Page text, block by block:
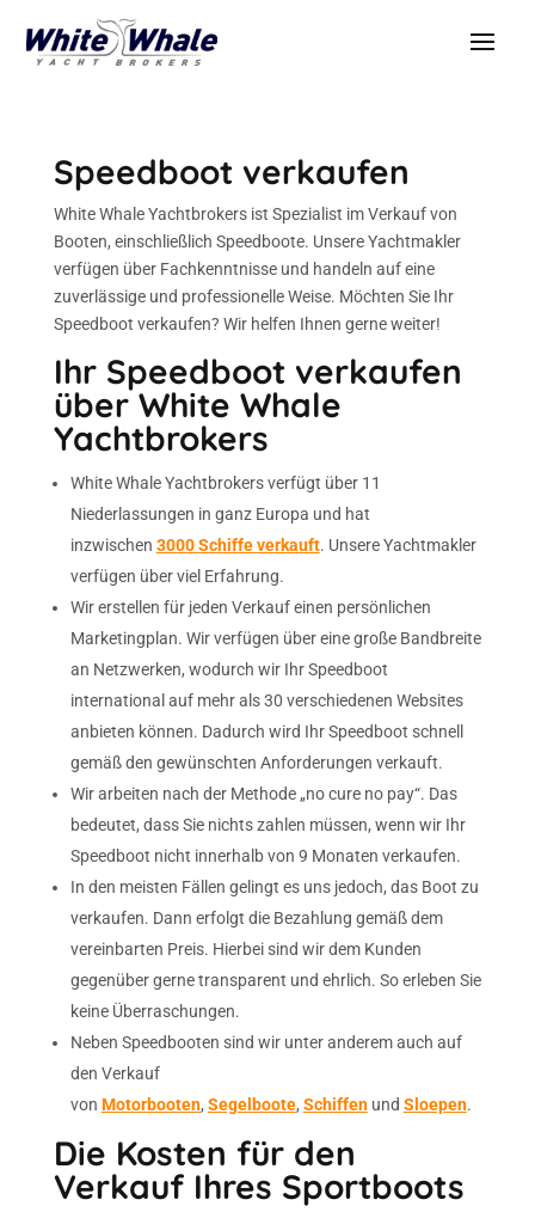
Speedboot verkaufen
White Whale Yachtbrokers ist Spezialist im Verkauf von
Booten, einschließlich Speedboote. Unsere Yachtmakler
verfügen über Fachkenntnisse und handeln auf eine
zuverlässige und professionelle Weise. Möchten Sie Ihr
Speedboot verkaufen? Wir helfen Ihnen gerne weiter!
Ihr Speedboot verkaufen
über White Whale
Yachtbrokers
White Whale Yachtbrokers verfügt über 11
Niederlassungen in ganz Europa und hat
inzwischen 3000 Schiffe verkauft. Unsere Yachtmakler
verfügen über viel Erfahrung.
Wir erstellen für jeden Verkauf einen persönlichen
Marketingplan. Wir verfügen über eine große Bandbreite
an Netzwerken, wodurch wir Ihr Speedboot
international auf mehr als 30 verschiedenen Websites
anbieten können. Dadurch wird Ihr Speedboot schnell
gemäß den gewünschten Anforderungen verkauft.
Wir arbeiten nach der Methode „no cure no pay“. Das
bedeutet, dass Sie nichts zahlen müssen, wenn wir Ihr
Speedboot nicht innerhalb von 9 Monaten verkaufen.
In den meisten Fällen gelingt es uns jedoch, das Boot zu
verkaufen. Dann erfolgt die Bezahlung gemäß dem
vereinbarten Preis. Hierbei sind wir dem Kunden
gegenüber gerne transparent und ehrlich. So erleben Sie
keine Überraschungen.
Neben Speedbooten sind wir unter anderem auch auf
den Verkauf
von Motorbooten, Segelboote, Schiffen und Sloepen.
Die Kosten für den
Verkauf Ihres Sportboots